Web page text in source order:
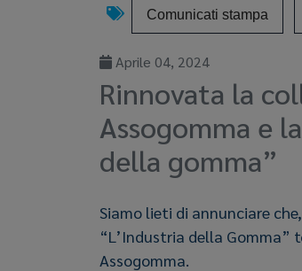
Comunicati stampa
Aprile 04, 2024
Rinnovata la
Assogomma e
della gomma”
Siamo lieti di annunciare
“L’Industria della Gomma”
Assogomma.